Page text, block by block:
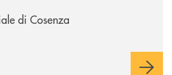
di Cosenza